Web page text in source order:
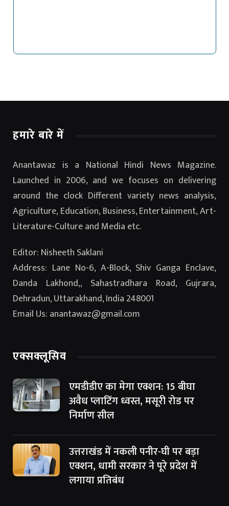
हमारे बारे में
Anantawaz is a National Hindi News Magazine.
Launched in 2006, and we focuses on delivering
around the clock Different variety news analysis,
Agriculture, Education, Business, Entertainment, Art-
Literature-Culture and Media etc.
Editor: Nisheeth Saklani
Address: Lane No-6, A-Block, Shiv Ganga Enclave,
Danda Lakhond,, Sahastradhara Road, Gujrara,
Dehradun, Uttarakhand, India 248001
Email Us: anantawaz@gmail.com
एक्सक्लूसिव
एमडीडीए का मेगा एक्शन: 15 बीघा
अवैध प्लाटिंग ध्वस्त, मसूरी रोड पर
निर्माण सील
उत्तराखंड में नकली पनीर-घी पर बड़ा
एक्शन, धामी सरकार ने पूरे प्रदेश में
लगाया प्रतिबंध